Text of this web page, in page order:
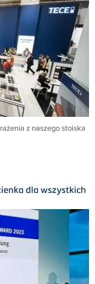
z naszego stoiska
dla wszystkich